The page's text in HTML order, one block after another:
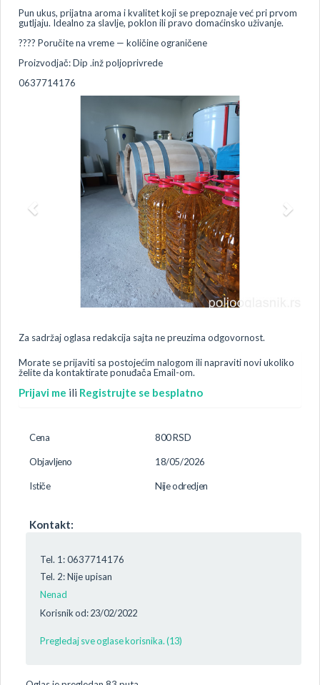
Pun ukus, prijatna aroma i kvalitet koji se prepoznaje već pri prvom
gutljaju. Idealno za slavlje, poklon ili pravo domaćinsko uživanje.
???? Poručite na vreme — količine ograničene
Proizvodjač: Dip .inž poljoprivrede
0637714176
Za sadržaj oglasa redakcija sajta ne preuzima odgovornost.
Morate se prijaviti sa postojećim nalogom ili napraviti novi ukoliko
želite da kontaktirate ponuđača Email-om.
Prijavi me ili Registrujte se besplatno
Cena 800 RSD
Objavljeno 18/05/2026
Ističe Nije odredjen
Kontakt:
Tel. 1: 0637714176
Tel. 2: Nije upisan
Nenad
Korisnik od: 23/02/2022
Pregledaj sve oglase korisnika. (13)